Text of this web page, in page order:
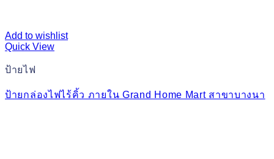
Add to wishlist
Quick View
ป้ายไฟ
ป้ายกล่องไฟไร้คิ้ว ภายใน Grand Home Mart สาขาบางนา